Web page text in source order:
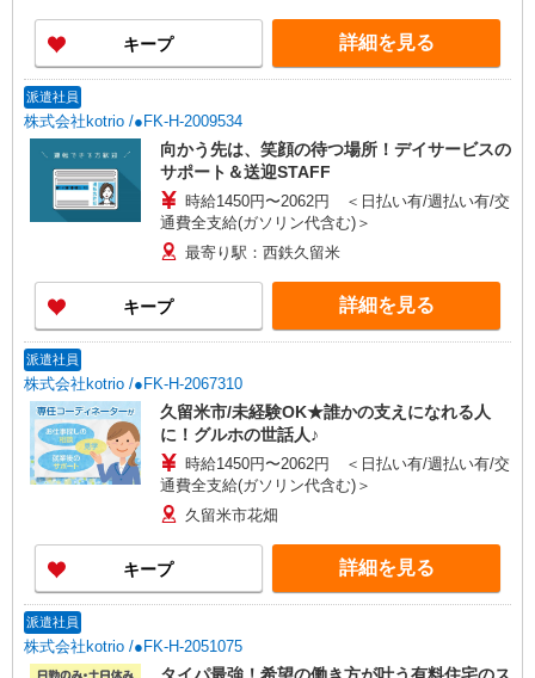
キープ 詳細を見る
派遣社員
株式会社kotrio /●FK-H-2009534
向かう先は、笑顔の待つ場所！デイサービスの
サポート＆送迎STAFF
時給1450円〜2062円 ＜日払い有/週払い有/交
通費全支給(ガソリン代含む)＞
最寄り駅：西鉄久留米
キープ 詳細を見る
派遣社員
株式会社kotrio /●FK-H-2067310
久留米市/未経験OK★誰かの支えになれる人
に！グルホの世話人♪
時給1450円〜2062円 ＜日払い有/週払い有/交
通費全支給(ガソリン代含む)＞
久留米市花畑
キープ 詳細を見る
派遣社員
株式会社kotrio /●FK-H-2051075